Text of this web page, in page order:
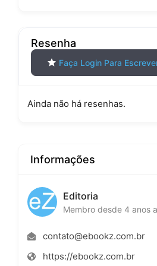
Resenha
Faça Login Para
Ainda não há resenhas.
Informações
Editoria
Membro desde 4 anos
contato@ebookz.com.br
https://ebookz.com.br